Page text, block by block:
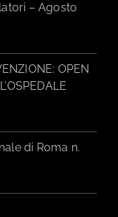
– Agosto
OPEN
di Roma n.